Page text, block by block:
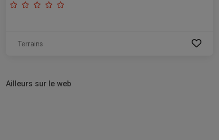
Terrains
Ailleurs sur le web